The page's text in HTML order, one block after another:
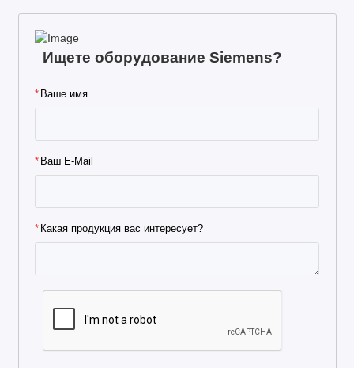
Ищете оборудование Siemens?
Ваше имя
Ваш E-Mail
Какая продукция вас интересует?